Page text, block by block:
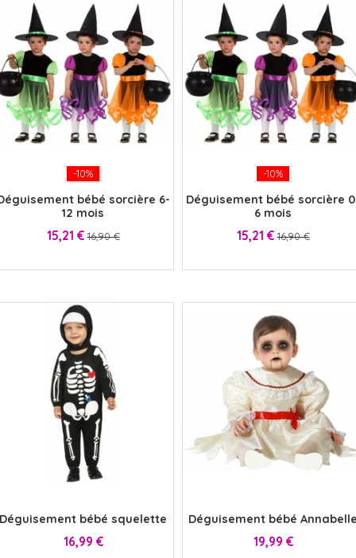
-10%
bébé sorcière 6-
12 mois
Prix
15,21 € Prix
16,90 €
-10%
Déguisement bébé sorcière
6 mois
Prix
15,21 € Prix
16,90 €
Déguisement bébé squelette
Prix
16,99 €
Déguisement bébé
Prix
19,99 €